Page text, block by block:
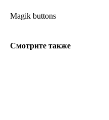
Magik buttons
Смотрите также